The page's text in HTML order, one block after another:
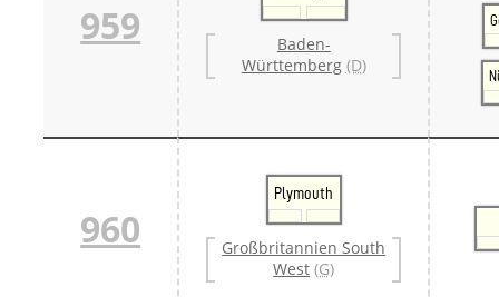
959
Baden-
Württemberg (D)
960
Plymouth
Großbritannien South
West (G)